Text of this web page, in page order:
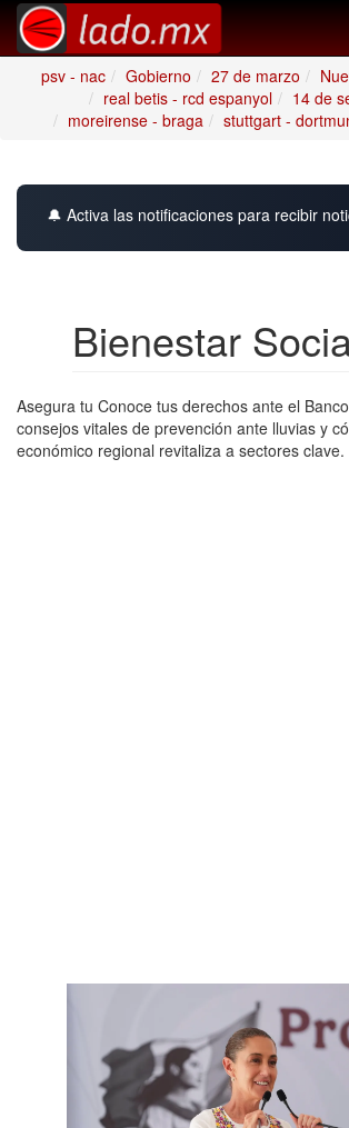
psv - nac
Gobierno 27 de marzo
real betis - rcd espanyol
14 de
moreirense - braga
stuttgart -
🔔 Activa las notificaciones para recibir
Bienestar
Asegura tu Conoce tus derechos ante el
consejos vitales de prevención ante lluvias y
económico regional revitaliza a sectores clave.